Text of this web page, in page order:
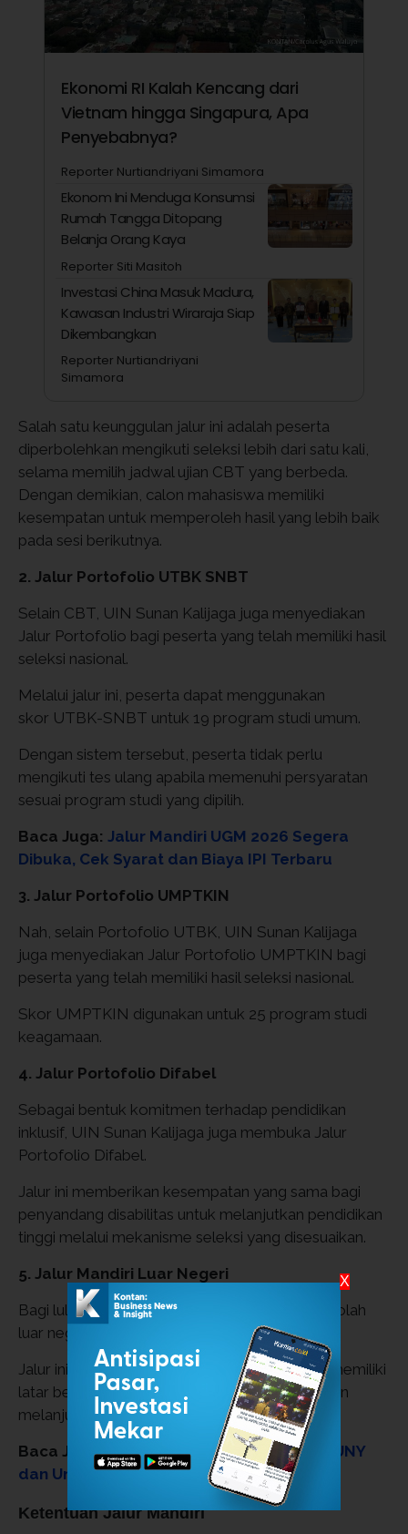
Ekonomi RI Kalah Kencang dari
Vietnam hingga Singapura, Apa
Penyebabnya?
Reporter Nurtiandriyani Simamora
Ekonom Ini Menduga Konsumsi
Rumah Tangga Ditopang
Belanja Orang Kaya
Reporter Siti Masitoh
Investasi China Masuk Madura,
Kawasan Industri Wiraraja Siap
Dikembangkan
Reporter Nurtiandriyani
Simamora
Salah satu keunggulan jalur ini adalah peserta
diperbolehkan mengikuti seleksi lebih dari satu kali,
selama memilih jadwal ujian CBT yang berbeda.
Dengan demikian, calon mahasiswa memiliki
kesempatan untuk memperoleh hasil yang lebih baik
pada sesi berikutnya.
2. Jalur Portofolio UTBK SNBT
Selain CBT, UIN Sunan Kalijaga juga menyediakan
Jalur Portofolio bagi peserta yang telah memiliki hasil
seleksi nasional.
Melalui jalur ini, peserta dapat menggunakan
skor UTBK-SNBT untuk 19 program studi umum.
Dengan sistem tersebut, peserta tidak perlu
mengikuti tes ulang apabila memenuhi persyaratan
sesuai program studi yang dipilih.
Baca Juga: Jalur Mandiri UGM 2026 Segera
Dibuka, Cek Syarat dan Biaya IPI Terbaru
3. Jalur Portofolio UMPTKIN
Nah, selain Portofolio UTBK, UIN Sunan Kalijaga
juga menyediakan Jalur Portofolio UMPTKIN bagi
peserta yang telah memiliki hasil seleksi nasional.
Skor UMPTKIN digunakan untuk 25 program studi
keagamaan.
4. Jalur Portofolio Difabel
Sebagai bentuk komitmen terhadap pendidikan
inklusif, UIN Sunan Kalijaga juga membuka Jalur
Portofolio Difabel.
Jalur ini memberikan kesempatan yang sama bagi
penyandang disabilitas untuk melanjutkan pendidikan
tinggi melalui mekanisme seleksi yang disesuaikan.
5. Jalur Mandiri Luar Negeri
Bagi lulusan sekolah internasional maupun sekolah
luar negeri, tersedia Jalur Mandiri Luar Negeri.
Jalur ini ditujukan bagi calon mahasiswa yang memiliki
latar belakang pendidikan internasional dan ingin
melanjutkan studi di UIN Sunan Kalijaga.
Baca Juga:Peluang Kuliah! Jalur Mandiri UNY
dan Undip Ini Masih Dibuka pada Juli 2026
Ketentuan Jalur Mandiri
X